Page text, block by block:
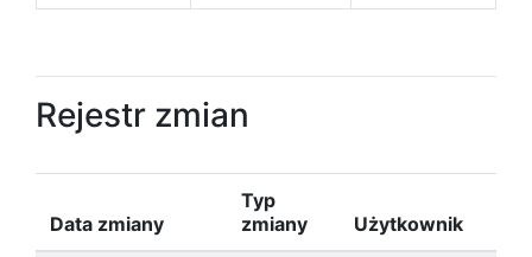
Rejestr zmian
Data zmiany
Typ
zmiany
Użytkownik